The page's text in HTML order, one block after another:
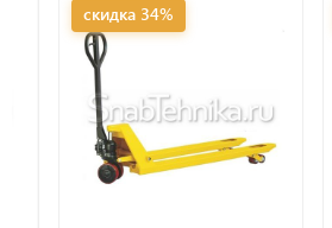
скидка 34%